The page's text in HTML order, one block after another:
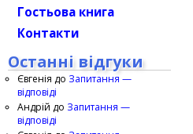
Гостьова книга
Контакти
Останні відгуки
Євгенія до Запитання —
відповіді
Андрій до Запитання —
відповіді